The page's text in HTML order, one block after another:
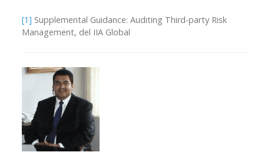
[1] Supplemental Guidance: Auditing Third-party Risk
Management, del IIA Global